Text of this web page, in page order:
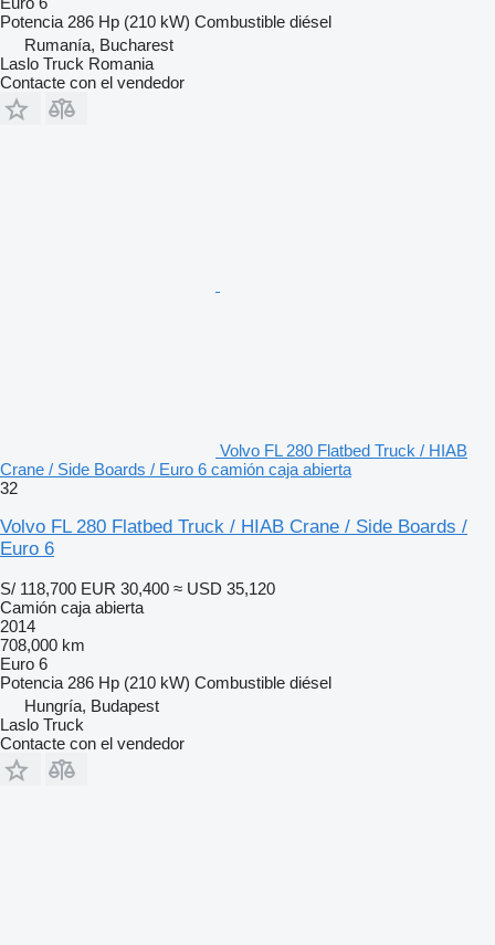
Potencia 286 Hp (210 kW) Combustible diésel
Rumanía, Bucharest
Laslo Truck Romania
Contacte con el vendedor
Volvo FL 280 Flatbed Truck / HIAB
Crane / Side Boards / Euro 6 camión caja abierta
32
Volvo FL 280 Flatbed Truck / HIAB Crane / Side Boards /
Euro 6
S/ 118,700 EUR 30,400 ≈ USD 35,120
Camión caja abierta
2014
708,000 km
Euro 6
Potencia 286 Hp (210 kW) Combustible diésel
Hungría, Budapest
Laslo Truck
Contacte con el vendedor